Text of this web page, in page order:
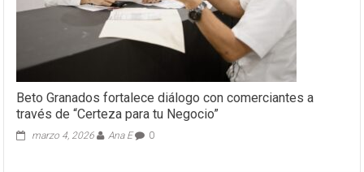
Beto Granados fortalece diálogo con comerciantes a
través de “Certeza para tu Negocio”
marzo 4, 2026 Ana E 0